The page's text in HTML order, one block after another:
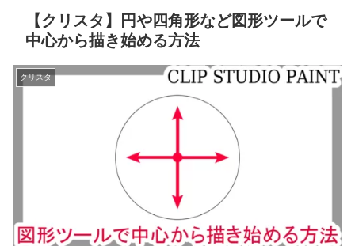
【クリスタ】円や四角形など図形ツールで
中心から描き始める方法
クリスタ